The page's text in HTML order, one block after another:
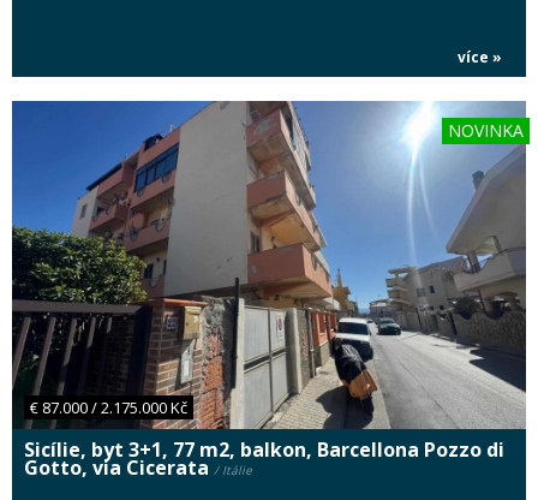
více »
€ 87.000 / 2.175.000 Kč
NOVINKA
Sicílie, byt 3+1, 77 m2, balkon, Barcellona Pozzo di
Gotto, via Cicerata / Itálie